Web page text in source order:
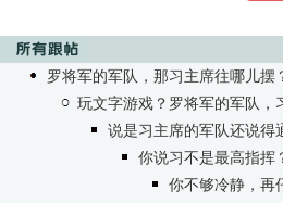
罗将军的军队，那习主席往哪儿摆
玩文字游戏？罗将军的军队，
说是习主席的军队还说得
你说习不是最高指挥
你不够冷静，再